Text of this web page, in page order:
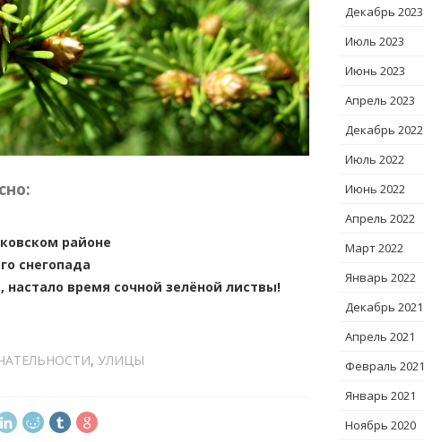
районе
снегопада
время сочной зелёной листвы!
, УЛИЦЫ
Декабрь 2023
Июль 2023
Июнь 2023
Апрель 2023
Декабрь 2022
Июль 2022
Июнь 2022
Апрель 2022
Март 2022
Январь 2022
Декабрь 2021
Апрель 2021
Февраль 2021
Январь 2021
Ноябрь 2020